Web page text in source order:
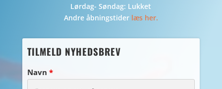
Lørdag- Søndag: Lukket
Andre åbningstider læs her.
TILMELD NYHEDSBREV
Navn *